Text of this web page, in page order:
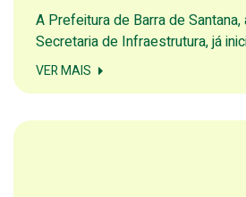
A Prefeitura de Barra de
Secretaria de Infraestrutura, já
VER MAIS